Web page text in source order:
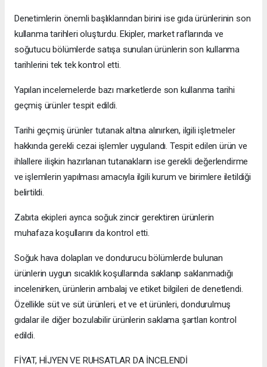
Denetimlerin önemli başlıklarından birini ise gıda ürünlerinin son
kullanma tarihleri oluşturdu. Ekipler, market raflarında ve
soğutucu bölümlerde satışa sunulan ürünlerin son kullanma
tarihlerini tek tek kontrol etti.
Yapılan incelemelerde bazı marketlerde son kullanma tarihi
geçmiş ürünler tespit edildi.
Tarihi geçmiş ürünler tutanak altına alınırken, ilgili işletmeler
hakkında gerekli cezai işlemler uygulandı. Tespit edilen ürün ve
ihlallere ilişkin hazırlanan tutanakların ise gerekli değerlendirme
ve işlemlerin yapılması amacıyla ilgili kurum ve birimlere iletildiği
belirtildi.
Zabıta ekipleri ayrıca soğuk zincir gerektiren ürünlerin
muhafaza koşullarını da kontrol etti.
Soğuk hava dolapları ve dondurucu bölümlerde bulunan
ürünlerin uygun sıcaklık koşullarında saklanıp saklanmadığı
incelenirken, ürünlerin ambalaj ve etiket bilgileri de denetlendi.
Özellikle süt ve süt ürünleri, et ve et ürünleri, dondurulmuş
gıdalar ile diğer bozulabilir ürünlerin saklama şartları kontrol
edildi.
FİYAT, HİJYEN VE RUHSATLAR DA İNCELENDİ